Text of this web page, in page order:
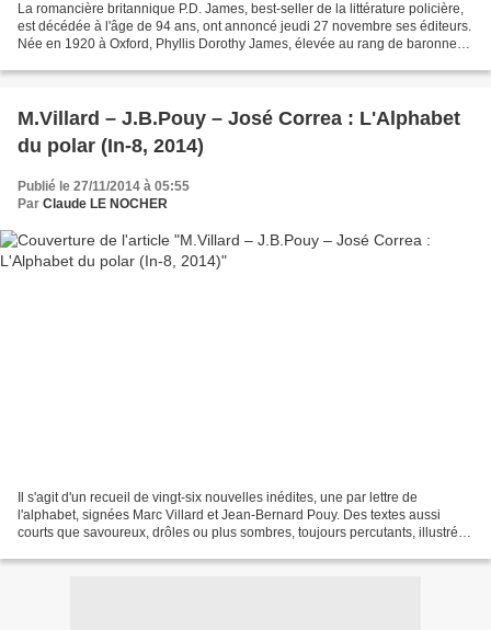
La romancière britannique P.D. James, best-seller de la littérature policière,
est décédée à l'âge de 94 ans, ont annoncé jeudi 27 novembre ses éditeurs.
Née en 1920 à Oxford, Phyllis Dorothy James, élevée au rang de baronne
M.Villard – J.B.Pouy – José Correa : L'Alphabet
du polar (In-8, 2014)
Publié le 27/11/2014 à 05:55
Par Claude LE NOCHER
Il s'agit d'un recueil de vingt-six nouvelles inédites, une par lettre de
l'alphabet, signées Marc Villard et Jean-Bernard Pouy. Des textes aussi
courts que savoureux, drôles ou plus sombres, toujours percutants, illustrés